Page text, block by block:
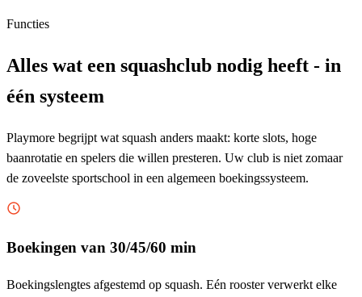
Functies
Alles wat een squashclub nodig heeft - in
één systeem
Playmore begrijpt wat squash anders maakt: korte slots, hoge
baanrotatie en spelers die willen presteren. Uw club is niet zomaar
de zoveelste sportschool in een algemeen boekingssysteem.
Boekingen van 30/45/60 min
Boekingslengtes afgestemd op squash. Eén rooster verwerkt elke